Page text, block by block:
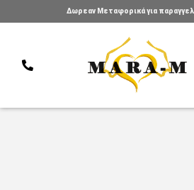
Δωρεαν Μεταφορικά για